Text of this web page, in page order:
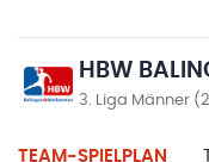
HBW
3. Liga Männer
TEAM-SPIELPLAN